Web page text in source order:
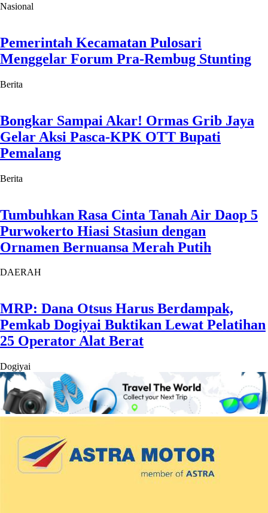
Nasional
Pemerintah Kecamatan Pulosari
Menggelar Forum Pra-Rembug Stunting
Berita
Bongkar Sampai Akar! Ormas Grib Jaya
Gelar Aksi Pasca-KPK OTT Bupati
Pemalang
Berita
Tumbuhkan Rasa Cinta Tanah Air Daop 5
Purwokerto Hiasi Stasiun dengan
Ornamen Bernuansa Merah Putih
DAERAH
MRP: Dana Otsus Harus Berdampak,
Pemkab Dogiyai Buktikan Lewat Pelatihan
25 Operator Alat Berat
Dogiyai